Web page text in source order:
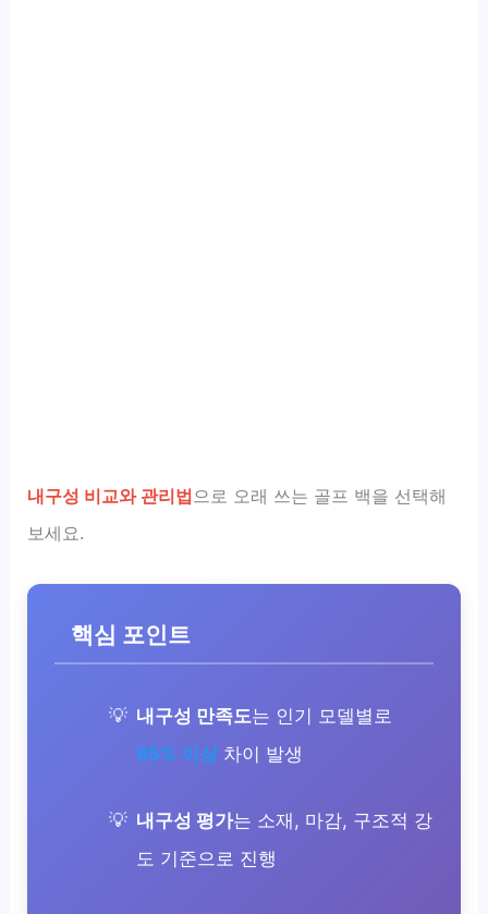
내구성 비교와 관리법으로 오래 쓰는 골프 백을 선택해
보세요.
핵심 포인트
내구성 만족도는 인기 모델별로
85% 이상차이 발생
내구성 평가는 소재, 마감, 구조적 강
도 기준으로 진행